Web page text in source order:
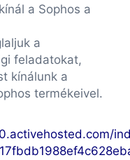
a Sophos a
a
feladatokat,
kínálunk a
termékeivel.